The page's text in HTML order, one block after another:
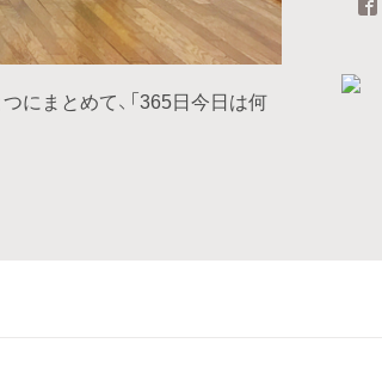
にまとめて、「365日今日は何